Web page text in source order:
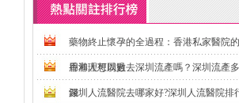
藥物終止懷孕的全過程：香港私家醫院
用和理想周數
香港人可以過去深圳流產嗎？深圳流產
錢
深圳人流醫院去哪家好?深圳人流醫院排